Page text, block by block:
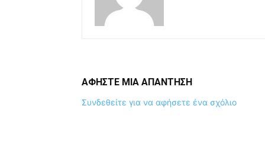
ΑΦΗΣΤΕ ΜΙΑ ΑΠΑΝΤΗΣΗ
Συνδεθείτε για να αφήσετε ένα σχόλιο